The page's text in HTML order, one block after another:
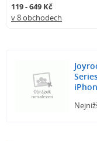
119 - 649 Kč
v 8 obchodech